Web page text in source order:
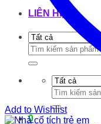
LIÊN HỆ
Tìm
kiếm:
Tìm
kiếm:
0
Add to Wishlist